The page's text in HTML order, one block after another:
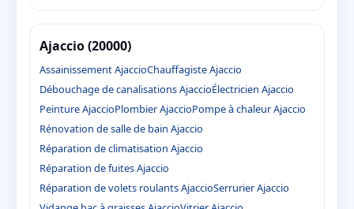
Ajaccio (20000)
Assainissement AjaccioChauffagiste Ajaccio
Débouchage de canalisations AjaccioÉlectricien Ajaccio
Peinture AjaccioPlombier AjaccioPompe à chaleur Ajaccio
Rénovation de salle de bain Ajaccio
Réparation de climatisation Ajaccio
Réparation de fuites Ajaccio
Réparation de volets roulants AjaccioSerrurier Ajaccio